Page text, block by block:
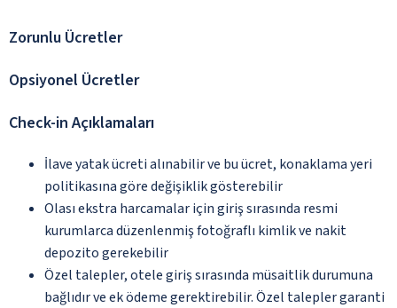
Zorunlu Ücretler
Opsiyonel Ücretler
Check-in Açıklamaları
İlave yatak ücreti alınabilir ve bu ücret, konaklama yeri
politikasına göre değişiklik gösterebilir
Olası ekstra harcamalar için giriş sırasında resmi
kurumlarca düzenlenmiş fotoğraflı kimlik ve nakit
depozito gerekebilir
Özel talepler, otele giriş sırasında müsaitlik durumuna
bağlıdır ve ek ödeme gerektirebilir. Özel talepler garanti